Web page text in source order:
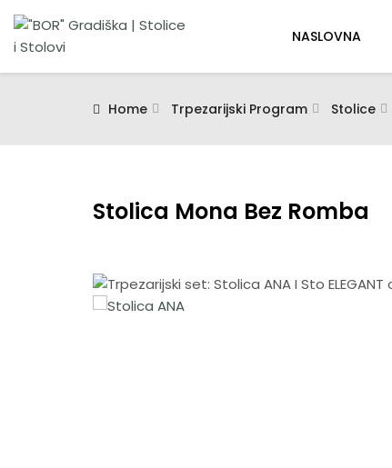
NASLOVNA
Home Trpezarijski Program Stolice
Stolica Mona Bez Romba